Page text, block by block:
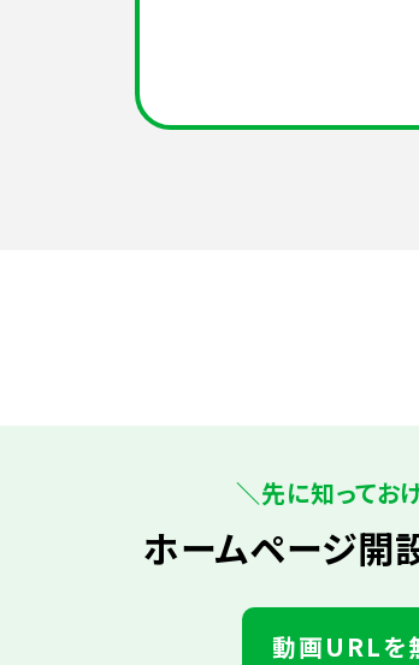
＼先に知ってお
ホームページ開
動画URLを